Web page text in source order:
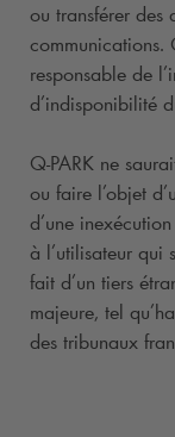
ou transférer des
communications.
responsable de
d’indisponibilité
Q-PARK ne
ou faire l’objet
d’une
à l’utilisateur qui
fait d’un tiers
majeure, tel
des tribunaux